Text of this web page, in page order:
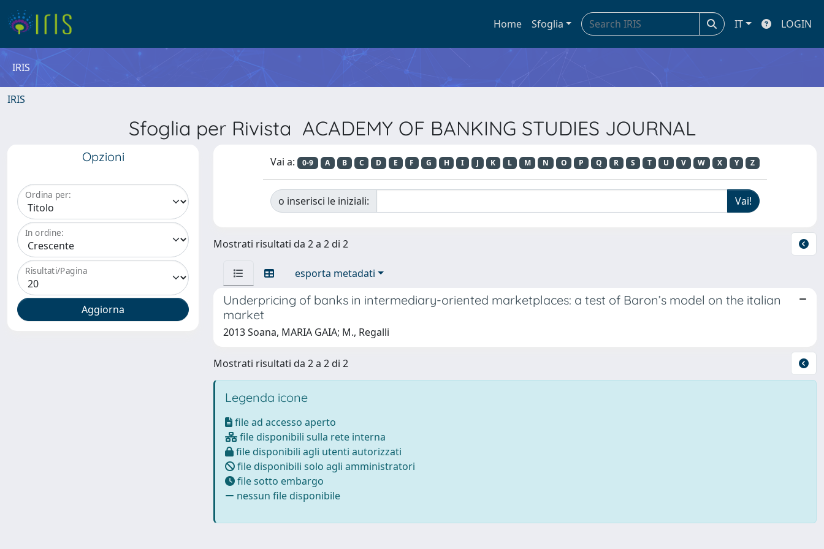
Home Sfoglia IT LOGIN
IRIS
IRIS
Sfoglia per Rivista ACADEMY OF BANKING STUDIES JOURNAL
Opzioni
Ordina per:
In ordine:
Risultati/Pagina
Vai a: 0-9 A B C D E F G H I J K L M N O P Q R S T U V W X Y Z
o inserisci le iniziali:
Mostrati risultati da 2 a 2 di 2
esporta metadati
Underpricing of banks in intermediary-oriented marketplaces: a test of Baron’s model on the italian
market
2013 Soana, MARIA GAIA; M., Regalli
Mostrati risultati da 2 a 2 di 2
Legenda icone
file ad accesso aperto
file disponibili sulla rete interna
file disponibili agli utenti autorizzati
file disponibili solo agli amministratori
file sotto embargo
nessun file disponibile